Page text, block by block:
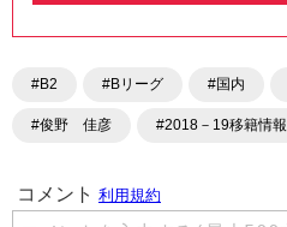
#B2 #Bリーグ #国内
#俊野 佳彦 #2018－19移籍情報